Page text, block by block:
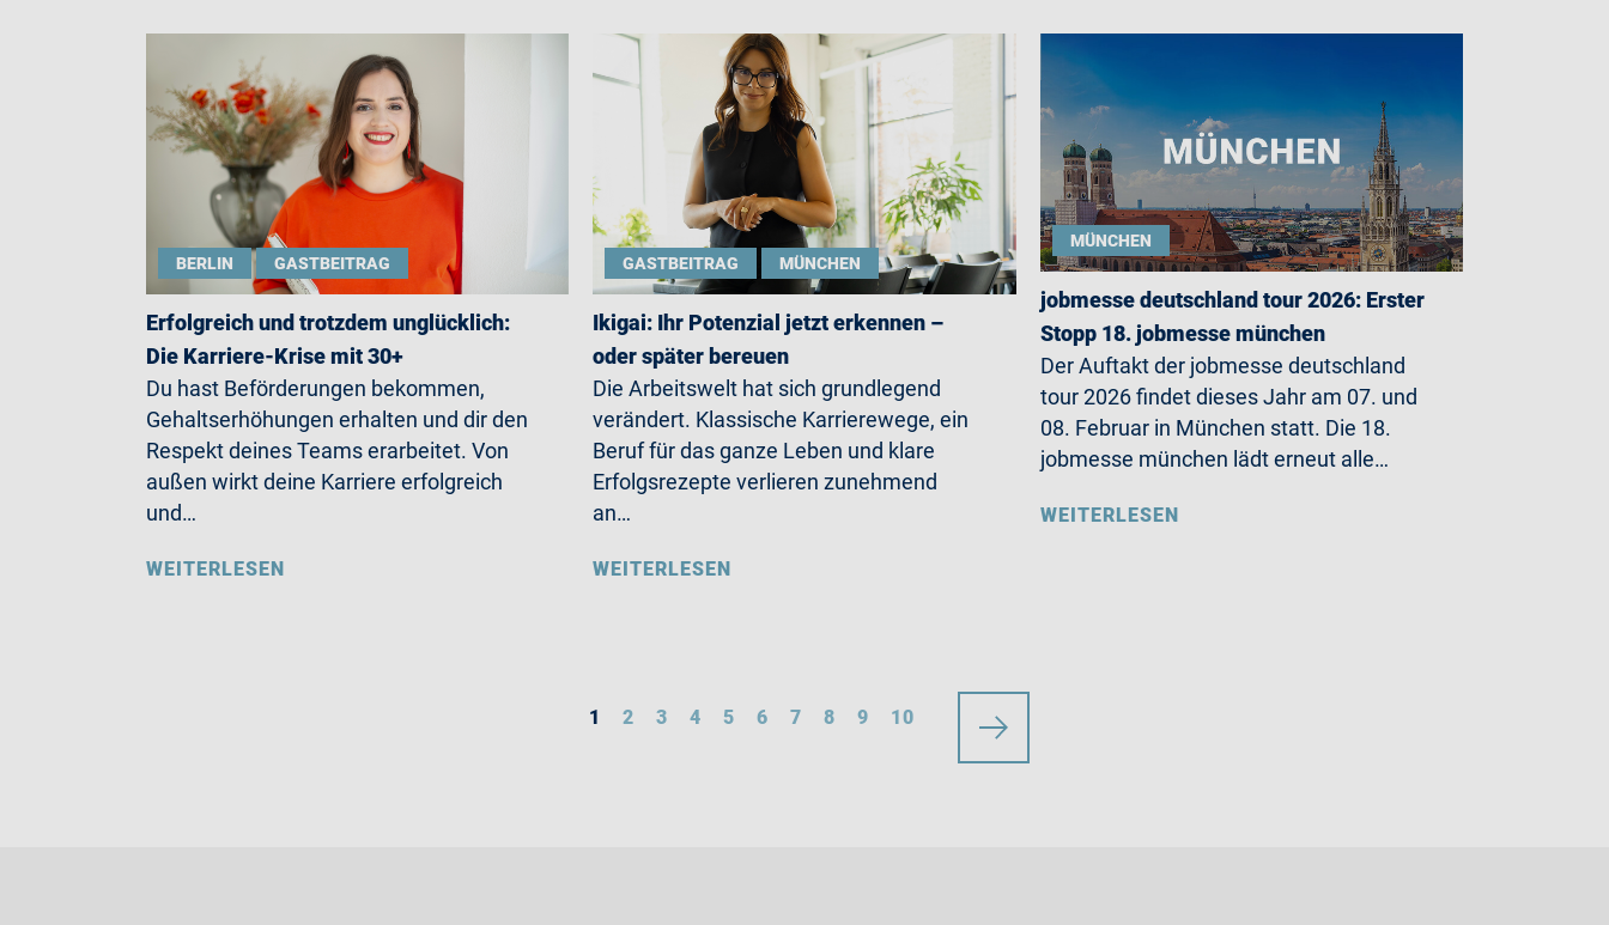
BERLIN GASTBEITRAG
Erfolgreich und trotzdem unglücklich:
Die Karriere-Krise mit 30+
Du hast Beförderungen bekommen,
Gehaltserhöhungen erhalten und dir den
Respekt deines Teams erarbeitet. Von
außen wirkt deine Karriere erfolgreich
und…
WEITERLESEN
GASTBEITRAG MÜNCHEN
Ikigai: Ihr Potenzial jetzt erkennen –
oder später bereuen
Die Arbeitswelt hat sich grundlegend
verändert. Klassische Karrierewege, ein
Beruf für das ganze Leben und klare
Erfolgsrezepte verlieren zunehmend
an…
WEITERLESEN
MÜNCHEN
jobmesse deutschland tour 2026: Erster
Stopp 18. jobmesse münchen
Der Auftakt der jobmesse deutschland
tour 2026 findet dieses Jahr am 07. und
08. Februar in München statt. Die 18.
jobmesse münchen lädt erneut alle…
WEITERLESEN
1 2 3 4 5 6 7 8 9 10